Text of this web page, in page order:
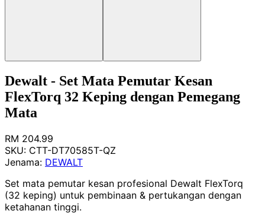
Dewalt - Set Mata Pemutar Kesan
FlexTorq 32 Keping dengan Pemegang
Mata
RM 204.99
SKU: CTT-DT70585T-QZ
Jenama: DEWALT
Set mata pemutar kesan profesional Dewalt FlexTorq
(32 keping) untuk pembinaan & pertukangan dengan
ketahanan tinggi.